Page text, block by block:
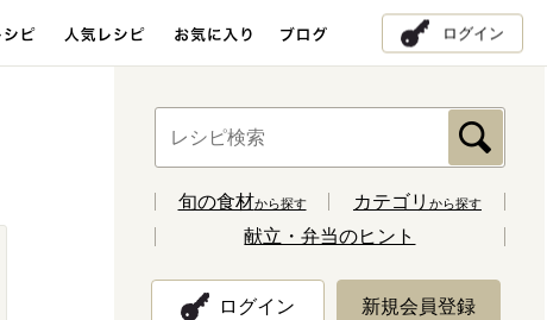
ログイン
旬の食材から探す カテゴリ から探す
献立・弁当のヒント
ログイン 新規会員登録